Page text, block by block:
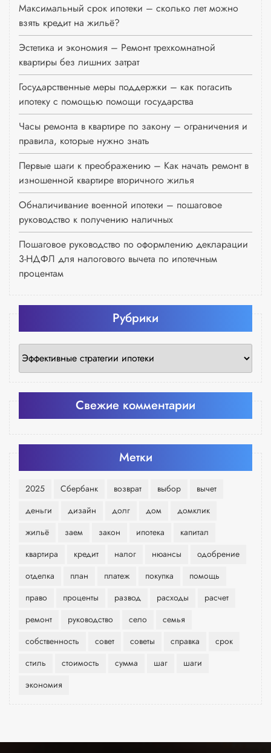
Максимальный срок ипотеки – сколько лет можно
взять кредит на жильё?
Эстетика и экономия – Ремонт трехкомнатной
квартиры без лишних затрат
Государственные меры поддержки – как погасить
ипотеку с помощью помощи государства
Часы ремонта в квартире по закону – ограничения и
правила, которые нужно знать
Первые шаги к преображению – Как начать ремонт в
изношенной квартире вторичного жилья
Обналичивание военной ипотеки – пошаговое
руководство к получению наличных
Пошаговое руководство по оформлению декларации
3-НДФЛ для налогового вычета по ипотечным
процентам
Рубрики
Рубрики
Свежие комментарии
Метки
2025 Сбербанк возврат выбор
вычет
деньги
дизайн долг дом
домклик
жильё
заем закон ипотека
капитал
квартира
кредит налог нюансы
одобрение
отделка
план платеж покупка
помощь
право
проценты развод расходы
расчет
ремонт
руководство село
семья
собственность
совет советы справка
срок
стиль
стоимость сумма шаг
шаги
экономия